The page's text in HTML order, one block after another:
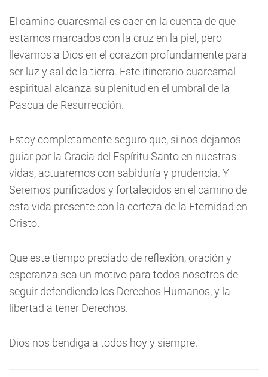
El camino cuaresmal es caer en la cuenta de que
estamos marcados con la cruz en la piel, pero
llevamos a Dios en el corazón profundamente para
ser luz y sal de la tierra. Este itinerario cuaresmal-
espiritual alcanza su plenitud en el umbral de la
Pascua de Resurrección.
Estoy completamente seguro que, si nos dejamos
guiar por la Gracia del Espíritu Santo en nuestras
vidas, actuaremos con sabiduría y prudencia. Y
Seremos purificados y fortalecidos en el camino de
esta vida presente con la certeza de la Eternidad en
Cristo.
Que este tiempo preciado de reflexión, oración y
esperanza sea un motivo para todos nosotros de
seguir defendiendo los Derechos Humanos, y la
libertad a tener Derechos.
Dios nos bendiga a todos hoy y siempre.